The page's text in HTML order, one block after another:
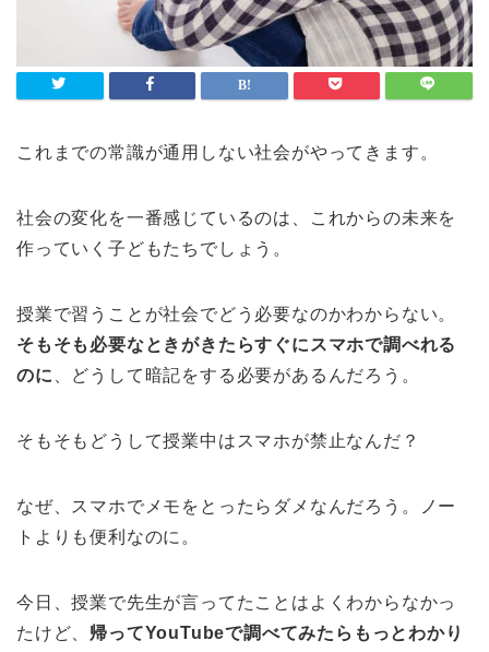
これまでの常識が通用しない社会がやってきます。
社会の変化を一番感じているのは、これからの未来を
作っていく子どもたちでしょう。
授業で習うことが社会でどう必要なのかわからない。
そもそも必要なときがきたらすぐにスマホで調べれる
のに 、どうして暗記をする必要があるんだろう。
そもそもどうして授業中はスマホが禁止なんだ？
なぜ、スマホでメモをとったらダメなんだろう。ノー
トよりも便利なのに。
今日、授業で先生が言ってたことはよくわからなかっ
たけど、 帰ってYouTubeで調べてみたらもっとわかり